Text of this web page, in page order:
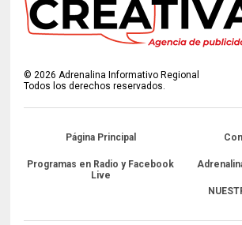
©2026 Adrenalina Informativo Regional
Todos los derechos reservados.
Página Principal
Programas en Radio y Facebook
Live